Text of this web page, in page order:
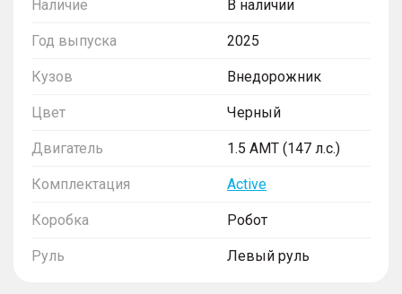
Наличие В наличии
Год выпуска 2025
Кузов Внедорожник
Цвет Черный
Двигатель 1.5 AMT (147 л.с.)
Комплектация Active
Коробка Робот
Руль Левый руль